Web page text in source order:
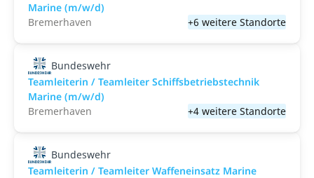
Marine (m/w/d)
Bremerhaven
+6 weitere Standorte
Bundeswehr
Teamleiterin / Teamleiter Schiffsbetriebstechnik
Marine (m/w/d)
Bremerhaven
+4 weitere Standorte
Bundeswehr
Teamleiterin / Teamleiter Waffeneinsatz Marine